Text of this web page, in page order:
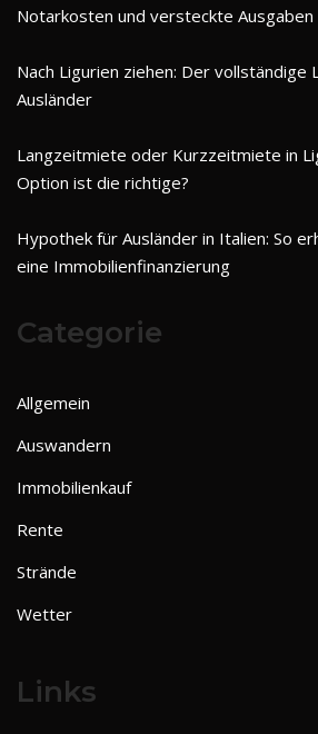
Notarkosten und versteckte Ausgaben
Nach Ligurien ziehen: Der vollständige
Ausländer
Langzeitmiete oder Kurzzeitmiete in
Option ist die richtige?
Hypothek für Ausländer in Italien: So
eine Immobilienfinanzierung
Categorie
Allgemein
Auswandern
Immobilienkauf
Rente
Strände
Wetter
Links